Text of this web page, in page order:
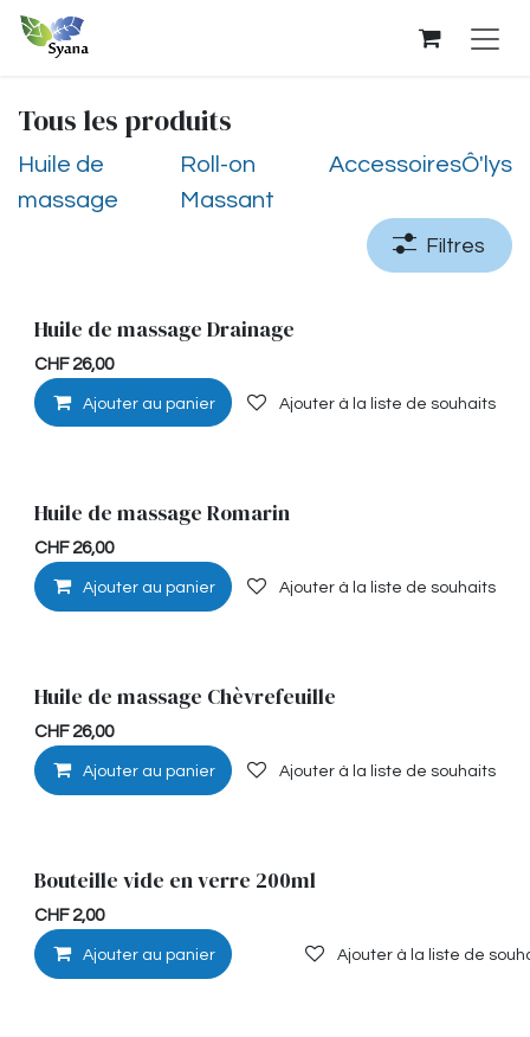
Se rendre au contenu
Tous les produits
Huile de
massage
Roll-on
Massant
AccessoiresÔ'lys
Filtres
Stimulante
Huile de massage Drainage
CHF 26,00
Ajouter au panier Ajouter à la liste de souhaits
Musculaire
Huile de massage Romarin
CHF 26,00
Ajouter au panier Ajouter à la liste de souhaits
Huile de massage Chèvrefeuille
CHF 26,00
Ajouter au panier Ajouter à la liste de souhaits
Bouteille vide en verre 200ml
CHF 2,00
Ajouter au panier Ajouter à la liste de